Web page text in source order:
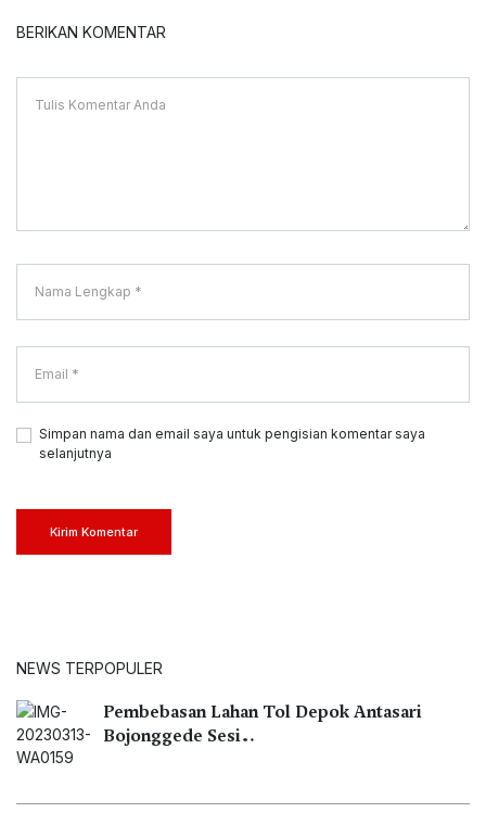
BERIKAN KOMENTAR
Simpan nama dan email saya untuk pengisian komentar saya
selanjutnya
Kirim Komentar
NEWS TERPOPULER
Pembebasan Lahan Tol Depok Antasari
Bojonggede Sesi…